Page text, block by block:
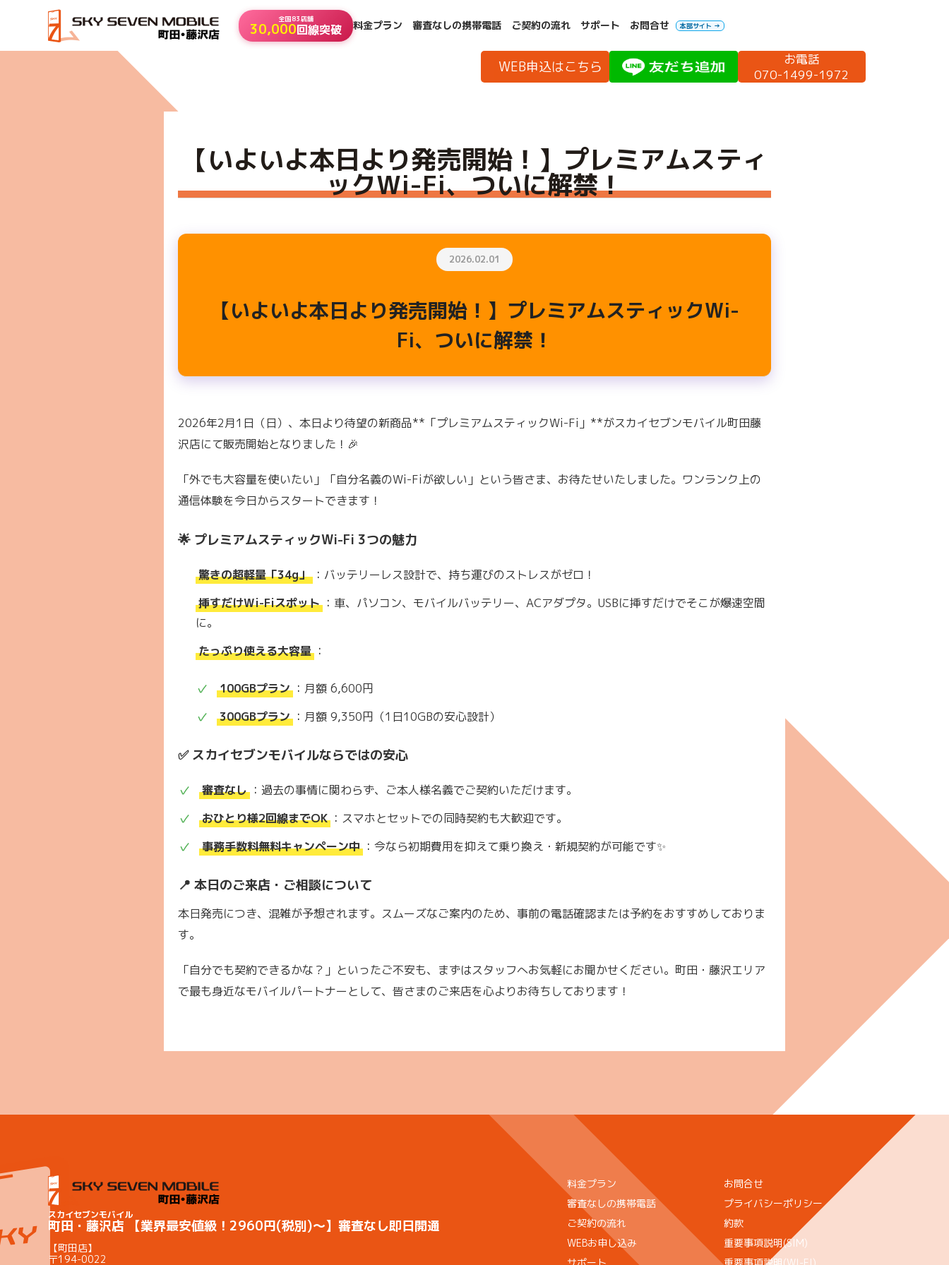
全国83店舗
30,000回線突破 料金プラン 審査なしの携帯電話 ご契約の流れ サポート お問合せ 本部サイト →
WEB申込はこちら
お電話
070-1499-1972
HOME 【いよいよ本日より発売開始！】プレミアムスティックWi-Fi、ついに解禁！
【いよいよ本日より発売開始！】プレミアムスティ
ックWi-Fi、ついに解禁！
2026.02.01
【いよいよ本日より発売開始！】プレミアムスティックWi-
Fi、ついに解禁！
2026年2月1日（日）、本日より待望の新商品**「プレミアムスティックWi-Fi」**がスカイセブンモバイル町田藤
沢店にて販売開始となりました！🎉
「外でも大容量を使いたい」「自分名義のWi-Fiが欲しい」という皆さま、お待たせいたしました。ワンランク上の
通信体験を今日からスタートできます！
🌟 プレミアムスティックWi-Fi 3つの魅力
驚きの超軽量「34g」 ：バッテリーレス設計で、持ち運びのストレスがゼロ！
挿すだけWi-Fiスポット ：車、パソコン、モバイルバッテリー、ACアダプタ。USBに挿すだけでそこが爆速空間
に。
たっぷり使える大容量 ：
100GBプラン ：月額 6,600円
300GBプラン ：月額 9,350円（1日10GBの安心設計）
✅ スカイセブンモバイルならではの安心
審査なし ：過去の事情に関わらず、ご本人様名義でご契約いただけます。
おひとり様2回線までOK ：スマホとセットでの同時契約も大歓迎です。
事務手数料無料キャンペーン中 ：今なら初期費用を抑えて乗り換え・新規契約が可能です✨
📍 本日のご来店・ご相談について
本日発売につき、混雑が予想されます。スムーズなご案内のため、事前の電話確認または予約をおすすめしておりま
す。
「自分でも契約できるかな？」といったご不安も、まずはスタッフへお気軽にお聞かせください。町田・藤沢エリア
で最も身近なモバイルパートナーとして、皆さまのご来店を心よりお待ちしております！
スカイセブンモバイル
町田・藤沢店 【業界最安値級！2960円(税別)〜】審査なし即日開通
【町田店】
〒194-0022
料金プラン
審査なしの携帯電話
ご契約の流れ
WEBお申し込み
お問合せ
プライバシーポリシー
約款
重要事項説明(SIM)